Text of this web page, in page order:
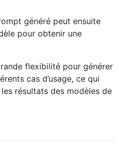
généré peut ensuite
pour obtenir une
flexibilité pour générer
cas d’usage, ce qui
résultats des modèles de